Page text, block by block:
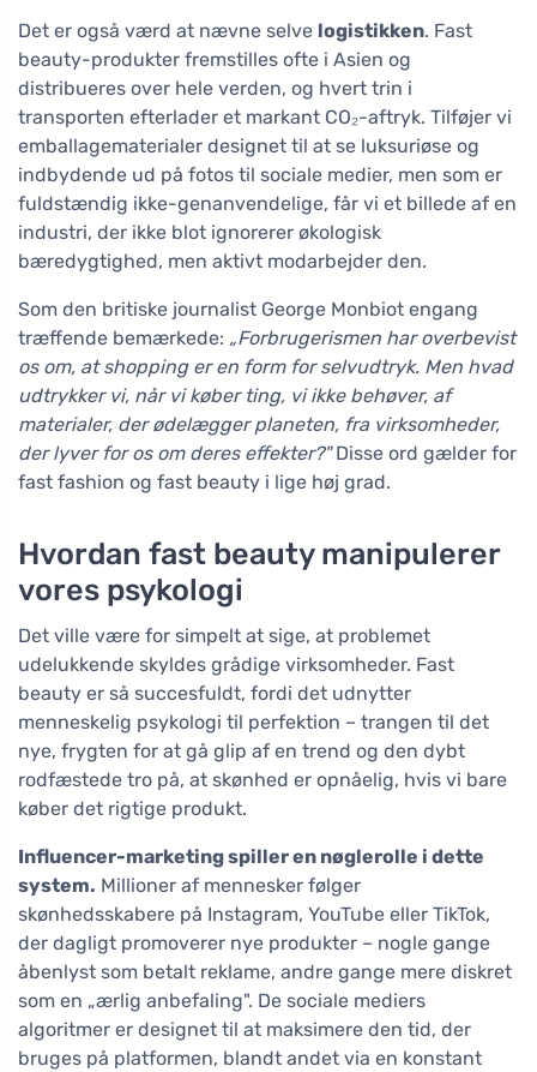
Det er også værd at nævne selve logistikken. Fast
beauty-produkter fremstilles ofte i Asien og
distribueres over hele verden, og hvert trin i
transporten efterlader et markant CO₂-aftryk. Tilføjer vi
emballagematerialer designet til at se luksuriøse og
indbydende ud på fotos til sociale medier, men som er
fuldstændig ikke-genanvendelige, får vi et billede af en
industri, der ikke blot ignorerer økologisk
bæredygtighed, men aktivt modarbejder den.
Som den britiske journalist George Monbiot engang
træffende bemærkede: „Forbrugerismen har overbevist
os om, at shopping er en form for selvudtryk. Men hvad
udtrykker vi, når vi køber ting, vi ikke behøver, af
materialer, der ødelægger planeten, fra virksomheder,
der lyver for os om deres effekter?"Disse ord gælder for
fast fashion og fast beauty i lige høj grad.
Hvordan fast beauty manipulerer
vores psykologi
Det ville være for simpelt at sige, at problemet
udelukkende skyldes grådige virksomheder. Fast
beauty er så succesfuldt, fordi det udnytter
menneskelig psykologi til perfektion – trangen til det
nye, frygten for at gå glip af en trend og den dybt
rodfæstede tro på, at skønhed er opnåelig, hvis vi bare
køber det rigtige produkt.
Influencer-marketing spiller en nøglerolle i dette
system. Millioner af mennesker følger
skønhedsskabere på Instagram, YouTube eller TikTok,
der dagligt promoverer nye produkter – nogle gange
åbenlyst som betalt reklame, andre gange mere diskret
som en „ærlig anbefaling". De sociale mediers
algoritmer er designet til at maksimere den tid, der
bruges på platformen, blandt andet via en konstant